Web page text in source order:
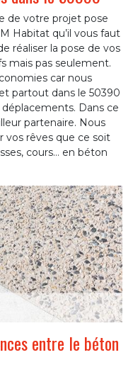
de votre projet pose
Habitat qu’il vous faut
réaliser la pose de vos
mais pas seulement.
car nous
partout dans le 50390
Dans ce
partenaire. Nous
vos rêves que ce soit
cours… en béton
entre le béton